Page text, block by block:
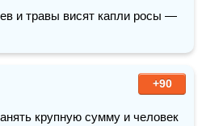
и травы висят капли росы —
+90
крупную сумму и человек